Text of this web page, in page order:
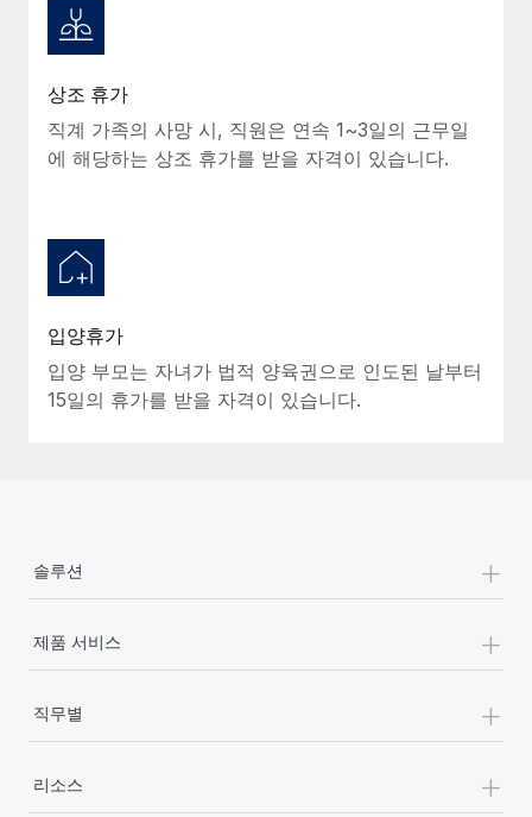
상조 휴가
직계 가족의 사망 시, 직원은 연속 1~3일의 근무일
에 해당하는 상조 휴가를 받을 자격이 있습니다.
입양휴가
입양 부모는 자녀가 법적 양육권으로 인도된 날부터
15일의 휴가를 받을 자격이 있습니다.
솔루션 +
제품 서비스 +
직무별 +
리소스 +